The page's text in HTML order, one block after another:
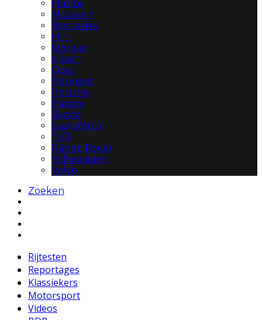
Mazda
McLaren
Mercedes
Mini
Morgan
Nissan
Opel
Peugeot
Porsche
Pagani
Skoda
SsangYong
TVR
Range Rover
Volkswagen
Volvo
Zoeken
Rijtesten
Reportages
Klassiekers
Motorsport
Videos